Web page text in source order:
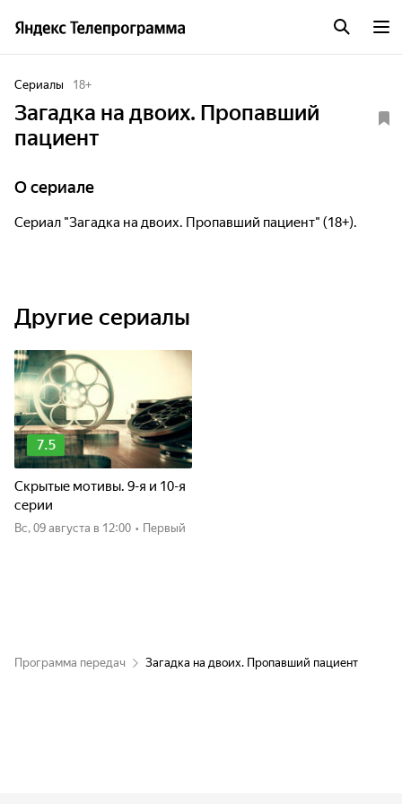
Сериалы 18+
Загадка на двоих. Пропавший
пациент
O сериале
Сериал "Загадка на двоих. Пропавший пациент" (18+).
Другие сериалы
7.5
Скрытые мотивы. 9-я и 10-я
серии
вс, 09 августа в 12:00 • Первый
Программа передач Загадка на двоих. Пропавший пациент